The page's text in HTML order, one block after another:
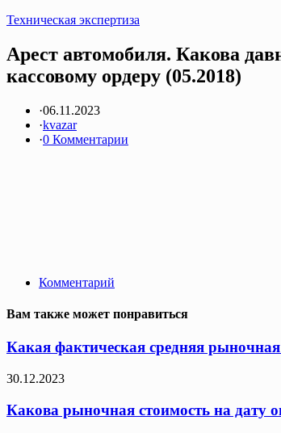
Техническая экспертиза
Арест автомобиля. Какова
кассовому ордеру (05.2018)
·06.11.2023
·kvazar
·0 Комментарии
Комментарий
Вам также может понравиться
Какая фактическая средняя рыночная
30.12.2023
Какова рыночная стоимость на дату